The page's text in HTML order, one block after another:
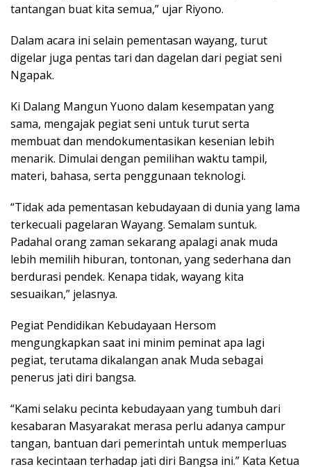
tantangan buat kita semua,” ujar Riyono.
Dalam acara ini selain pementasan wayang, turut
digelar juga pentas tari dan dagelan dari pegiat seni
Ngapak.
Ki Dalang Mangun Yuono dalam kesempatan yang
sama, mengajak pegiat seni untuk turut serta
membuat dan mendokumentasikan kesenian lebih
menarik. Dimulai dengan pemilihan waktu tampil,
materi, bahasa, serta penggunaan teknologi.
“Tidak ada pementasan kebudayaan di dunia yang lama
terkecuali pagelaran Wayang. Semalam suntuk.
Padahal orang zaman sekarang apalagi anak muda
lebih memilih hiburan, tontonan, yang sederhana dan
berdurasi pendek. Kenapa tidak, wayang kita
sesuaikan,” jelasnya.
Pegiat Pendidikan Kebudayaan Hersom
mengungkapkan saat ini minim peminat apa lagi
pegiat, terutama dikalangan anak Muda sebagai
penerus jati diri bangsa.
“Kami selaku pecinta kebudayaan yang tumbuh dari
kesabaran Masyarakat merasa perlu adanya campur
tangan, bantuan dari pemerintah untuk memperluas
rasa kecintaan terhadap jati diri Bangsa ini.” Kata Ketua